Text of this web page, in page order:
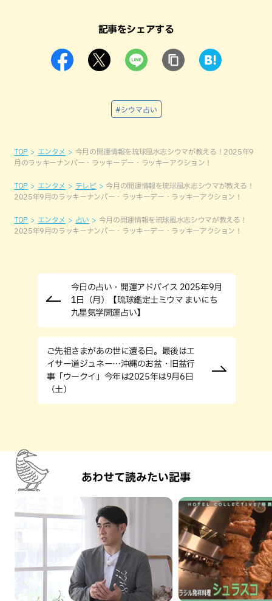
記事をシェアする
#シウマ占い
TOP エンタメ
今月の開運情報を琉球風水志シウマが教える！2025年9
月のラッキーナンバー・ラッキーデー・ラッキーアクション！
TOP エンタメ テレビ
今月の開運情報を琉球風水志シウマが教える！
2025年9月のラッキーナンバー・ラッキーデー・ラッキーアクション！
TOP エンタメ 占い
今月の開運情報を琉球風水志シウマが教える！
2025年9月のラッキーナンバー・ラッキーデー・ラッキーアクション！
今日の占い・開運アドバイス 2025年9月
1日（月）【琉球鑑定士ミウマ まいにち
九星気学開運占い】
ご先祖さまがあの世に還る日。最後はエ
イサー道ジュネー…沖縄のお盆・旧盆行
事「ウークイ」今年は2025年は9月6日
（土）
あわせて読みたい記事